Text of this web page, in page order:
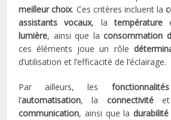
meilleur choix. Ces critères incluent la
assistants vocaux, latempérature
lumière, ainsi que laconsommation
ces éléments joue un rôle
d’utilisation et l’efficacité de l’éclairage.
Par ailleurs, les
l’automatisation, la connectivitéet
communication, ainsi que la durabilité